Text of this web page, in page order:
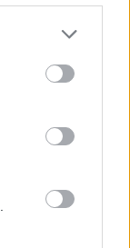
more Google
may click to
party tags to
below Google